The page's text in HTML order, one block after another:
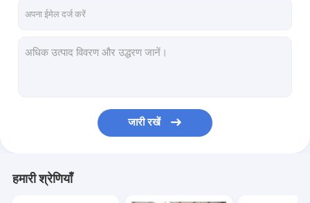
जारी रखें
हमारी श्रेणियाँ